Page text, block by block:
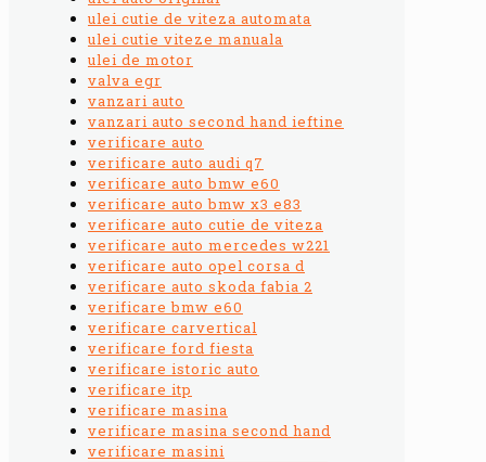
ulei cutie de viteza automata
ulei cutie viteze manuala
ulei de motor
valva egr
vanzari auto
vanzari auto second hand ieftine
verificare auto
verificare auto audi q7
verificare auto bmw e60
verificare auto bmw x3 e83
verificare auto cutie de viteza
verificare auto mercedes w221
verificare auto opel corsa d
verificare auto skoda fabia 2
verificare bmw e60
verificare carvertical
verificare ford fiesta
verificare istoric auto
verificare itp
verificare masina
verificare masina second hand
verificare masini